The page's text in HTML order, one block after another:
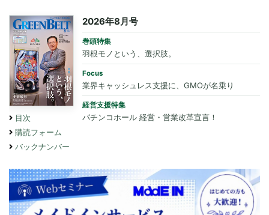
目次
購読フォーム
バックナンバー
2026年8月号
巻頭特集
羽根モノという、選択肢。
Focus
業界キャッシュレス支援に、GMOが名乗り
経営支援特集
パチンコホール 経営・営業改革宣言！